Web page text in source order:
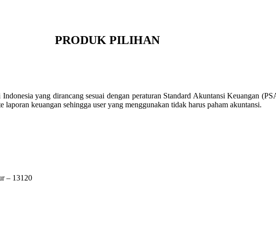
PRODUK PILIHAN
yang dirancang sesuai dengan peraturan Standard Akuntansi Keuangan
keuangan sehingga user yang menggunakan tidak harus paham akuntansi.
– 13120